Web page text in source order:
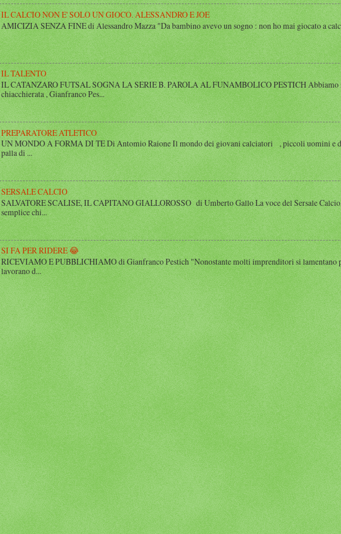
IL CALCIO NON E' SOLO UN GIOCO. ALESSANDRO E JOE
AMICIZIA SENZA FINE di Alessandro Mazza "Da bambino avevo un sogno : non ho mai giocato a
IL TALENTO
IL CATANZARO FUTSAL SOGNA LA SERIE B. PAROLA AL FUNAMBOLICO PESTICH Abbiamo
chiacchierata , Gianfranco Pes...
PREPARATORE ATLETICO
UN MONDO A FORMA DI TE Di Antomio Raione Il mondo dei giovani calciatori , piccoli uomini e
palla di ...
SERSALE CALCIO
SALVATORE SCALISE, IL CAPITANO GIALLOROSSO di Umberto Gallo La voce del Sersale
semplice chi...
SI FA PER RIDERE 😂
RICEVIAMO E PUBBLICHIAMO di Gianfranco Pestich "Nonostante molti imprenditori si lamentano
lavorano d...